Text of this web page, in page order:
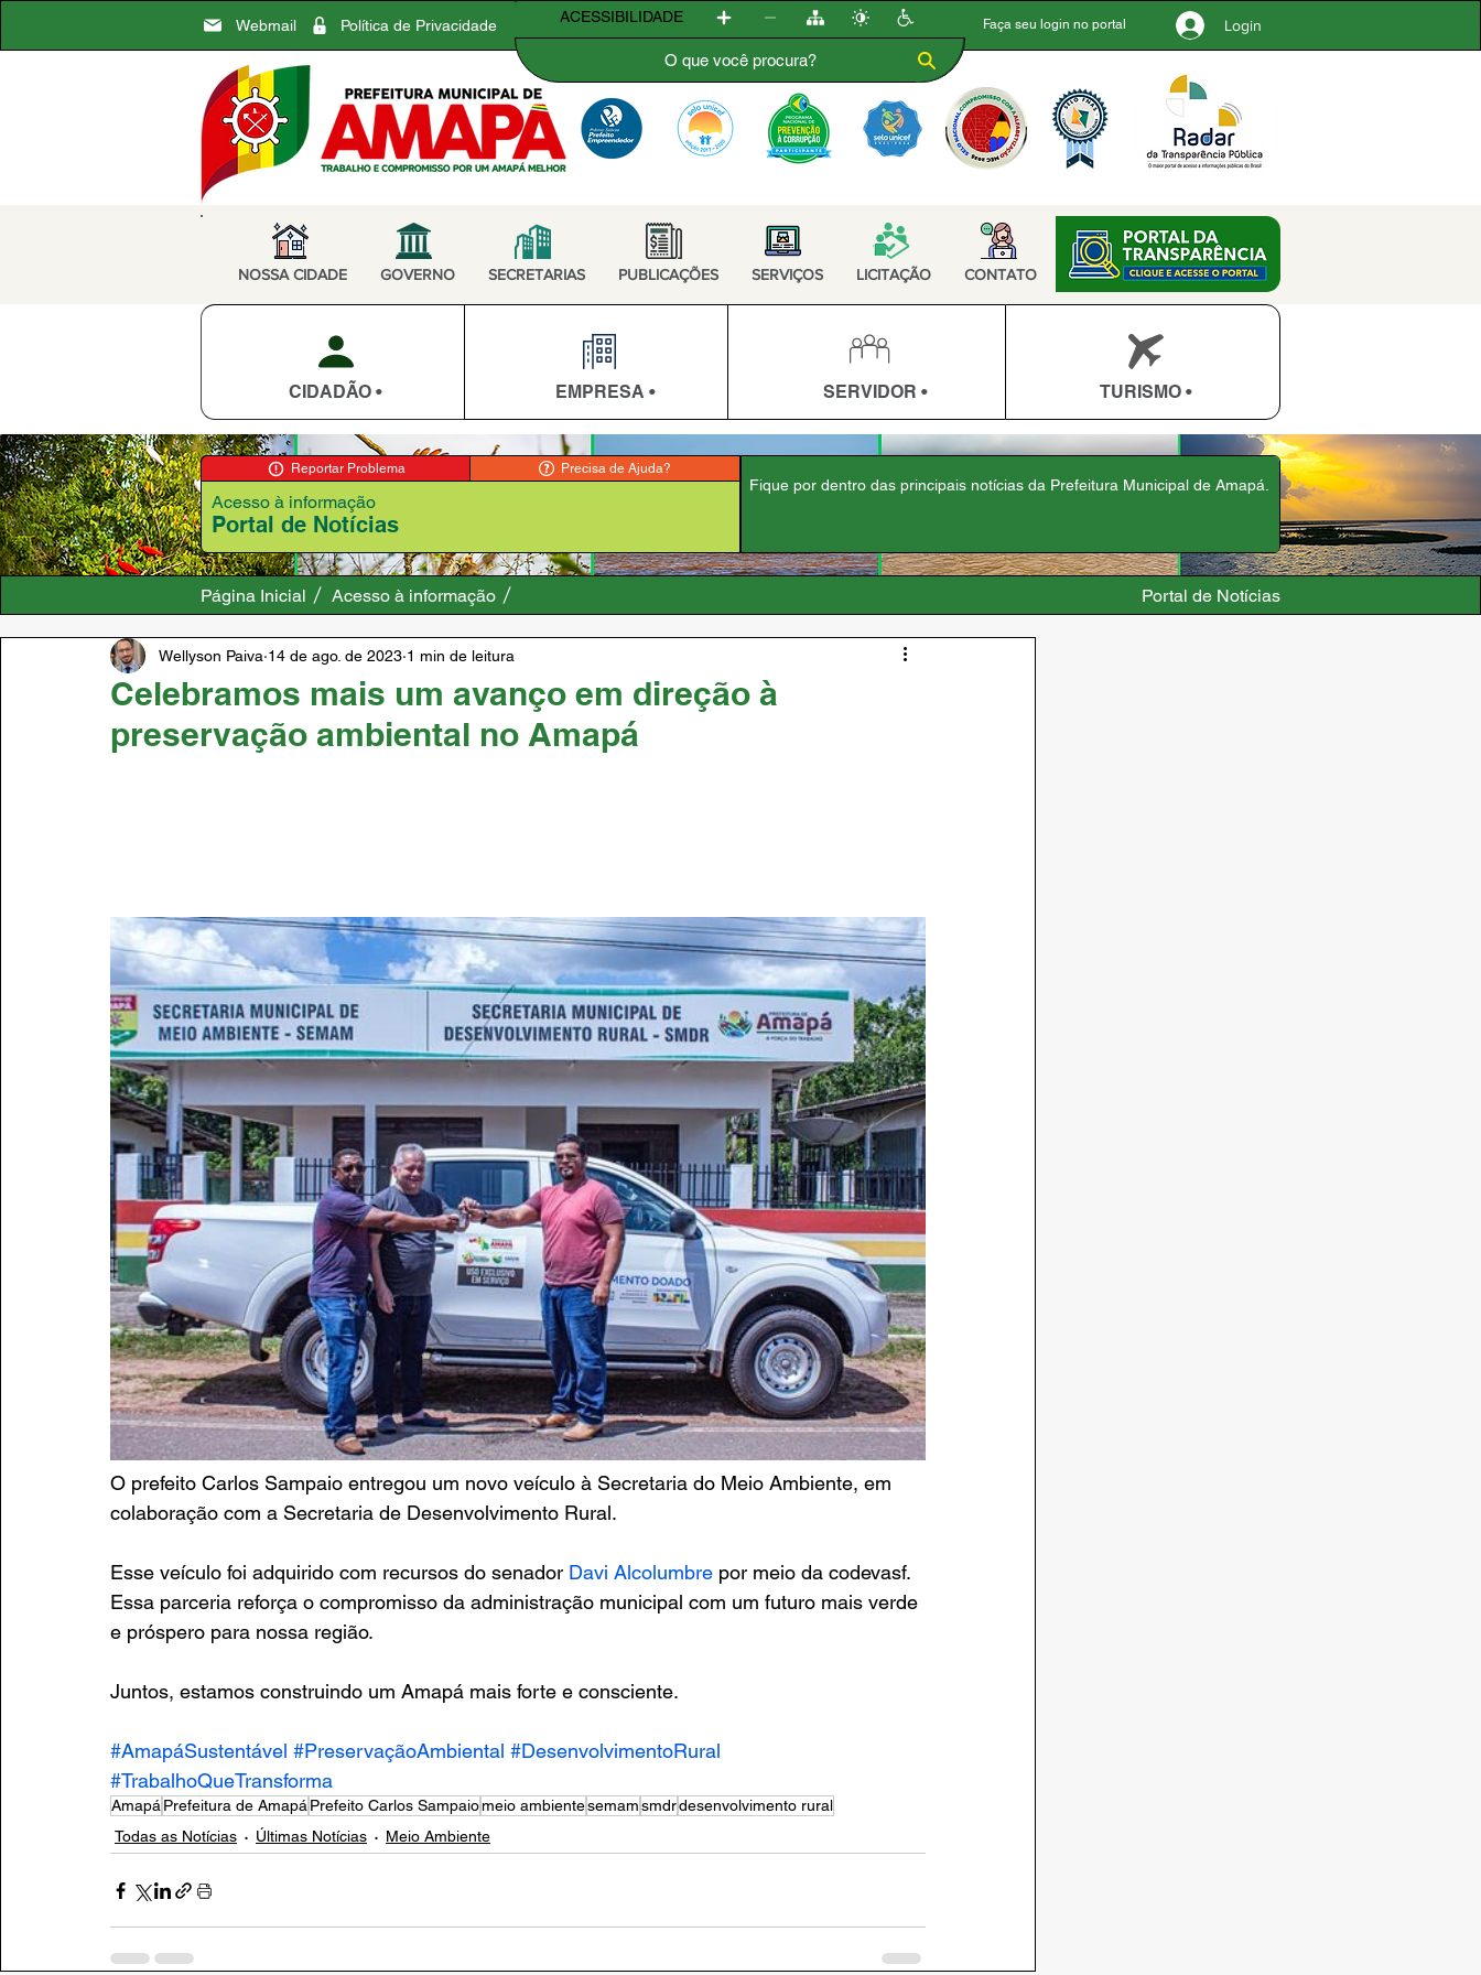
Webmail Política de Privacidade Faça seu login no portal Login
ACESSIBILIDADE
NOSSA CIDADE GOVERNO SECRETARIAS PUBLICAÇÕES SERVIÇOS LICITAÇÃO CONTATO
CIDADÃO • EMPRESA • SERVIDOR • TURISMO •
Reportar Problema Precisa de Ajuda?
Portal de Notícias
Acesso à informação
Fique por dentro das principais notícias da Prefeitura Municipal de Amapá.
Página Inicial Acesso à informação Portal de Notícias
Celebramos mais um avanço em direção à
preservação ambiental no Amapá
Wellyson Paiva 14 de ago. de 2023 1 min de leitura
O prefeito Carlos Sampaio entregou um novo veículo à Secretaria do Meio Ambiente, em
colaboração com a Secretaria de Desenvolvimento Rural.
Esse veículo foi adquirido com recursos do senador Davi Alcolumbre por meio da codevasf.
Essa parceria reforça o compromisso da administração municipal com um futuro mais verde
e próspero para nossa região.
Juntos, estamos construindo um Amapá mais forte e consciente.
#AmapáSustentável #PreservaçãoAmbiental #DesenvolvimentoRural
#TrabalhoQueTransforma
Amapá Prefeitura de Amapá Prefeito Carlos Sampaiomeio ambientesemamsmdrdesenvolvimento rural
Todas as Notícias
Últimas Notícias Meio Ambiente